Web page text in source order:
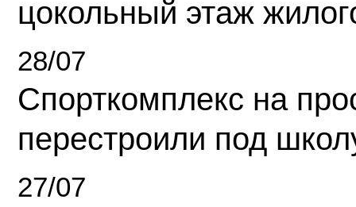
цокольный этаж
28/07
Спорткомплекс на
перестроили под
27/07